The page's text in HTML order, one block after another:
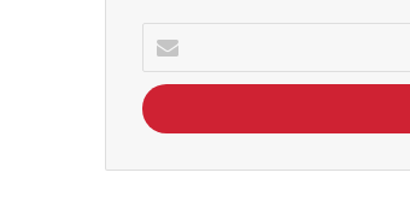
your
Email
address